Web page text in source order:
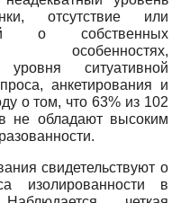
отсутствие или
о собственных
особенностях,
ситуативной
анкетирования и
о том, что 63% из 102
не обладают высоким
свидетельствуют о
изолированности в